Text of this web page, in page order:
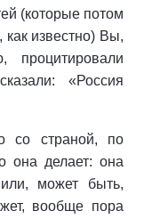
(которые потом
известно) Вы,
процитировали
«Россия
со страной, по
она делает: она
или, может быть,
вообще пора